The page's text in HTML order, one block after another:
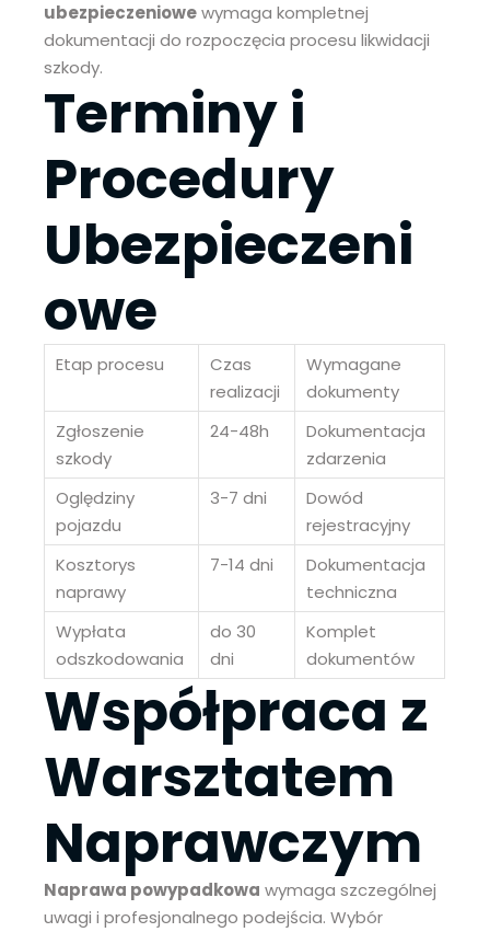
ubezpieczeniowewymaga kompletnej
dokumentacji do rozpoczęcia procesu likwidacji
szkody.
Terminy i
Procedury
Ubezpieczeni
owe
Etap procesu
Czas
realizacji
Wymagane
dokumenty
Zgłoszenie
szkody
24-48h
Dokumentacja
zdarzenia
Oględziny
pojazdu
3-7 dni
Dowód
rejestracyjny
Kosztorys
naprawy
7-14 dni
Dokumentacja
techniczna
Wypłata
odszkodowania
do 30
dni
Komplet
dokumentów
Współpraca z
Warsztatem
Naprawczym
Naprawa powypadkowa wymaga szczególnej
uwagi i profesjonalnego podejścia. Wybór